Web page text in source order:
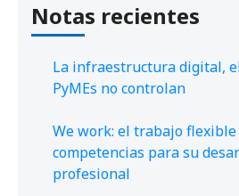
Notas recientes
La infraestructura digital,
PyMEs no controlan
We work: el trabajo
competencias para su
profesional